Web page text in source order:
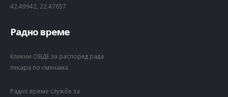
42.49942, 22.47657
Радно време
Кликни ОВДЕ за распоред рада
лекара по сменама
Радно време службе за